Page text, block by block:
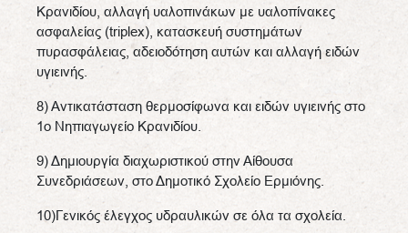
Κρανιδίου, αλλαγή υαλοπινάκων με υαλοπίνακες
ασφαλείας (triplex), κατασκευή συστημάτων
πυρασφάλειας, αδειοδότηση αυτών και αλλαγή ειδών
υγιεινής.
8) Αντικατάσταση θερμοσίφωνα και ειδών υγιεινής στο
1ο Νηπιαγωγείο Κρανιδίου.
9) Δημιουργία διαχωριστικού στην Αίθουσα
Συνεδριάσεων, στο Δημοτικό Σχολείο Ερμιόνης.
10)Γενικός έλεγχος υδραυλικών σε όλα τα σχολεία.